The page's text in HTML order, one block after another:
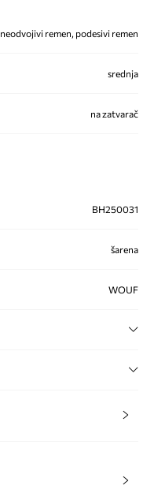
neodvojivi remen, podesivi remen
srednja
na zatvarač
BH250031
šarena
WOUF